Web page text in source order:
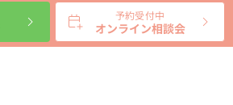
予約受付中
オンライン相談会